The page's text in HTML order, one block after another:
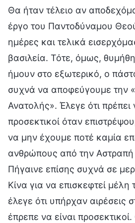
Θα ήταν τέλειο αν
έργο του Παντοδύναμου
ημέρες και τελικά
βασιλεία. Τότε, όμως,
ήμουν στο εξωτερικό, ο
συχνά να αποφεύγουμε την
Ανατολής». Έλεγε ότι πρέπει
προσεκτικοί όταν
να μην έχουμε ποτέ καμία
ανθρώπους από την Αστραπή
Πήγαινε επίσης συχνά σε
Κίνα για να επισκεφτεί μέλη
έλεγε ότι υπήρχαν αιρέσεις
έπρεπε να είναι